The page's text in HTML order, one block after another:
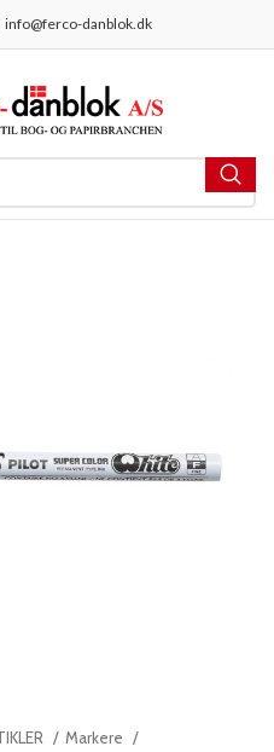
info@ferco-danblok.dk
Markere